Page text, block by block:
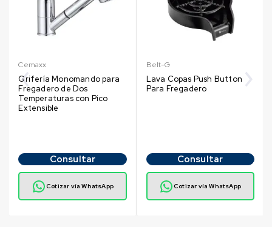
Cemaxx
Grifería Monomando para
Fregadero de Dos
Temperaturas con Pico
Extensible
Consultar
Cotizar vía WhatsApp
Belt-G
Lava Copas Push Button
Para Fregadero
Consultar
Cotizar vía WhatsApp